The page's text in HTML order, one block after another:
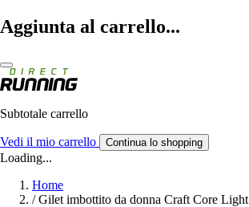
Aggiunta al carrello...
Subtotale carrello
Vedi il mio carrello Continua lo shopping
Loading...
Home
/ Gilet imbottito da donna Craft Core Light